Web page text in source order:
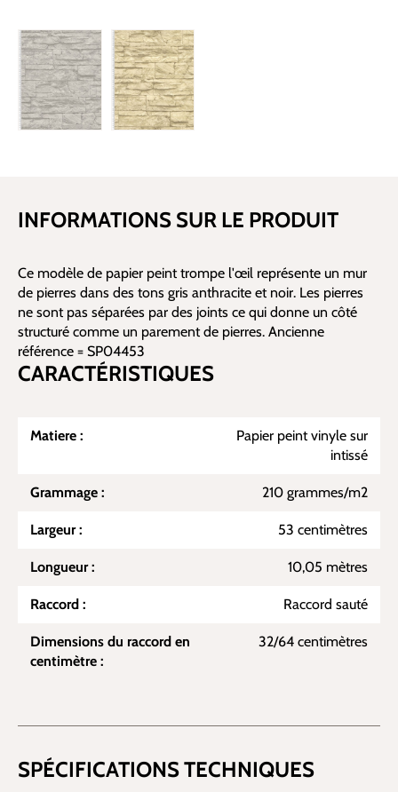
INFORMATIONS SUR LE PRODUIT
Ce modèle de papier peint trompe l'œil représente un mur
de pierres dans des tons gris anthracite et noir. Les pierres
ne sont pas séparées par des joints ce qui donne un côté
structuré comme un parement de pierres. Ancienne
référence = SP04453
CARACTÉRISTIQUES
Matiere :
Papier peint vinyle sur
intissé
Grammage : 210 grammes/m2
Largeur : 53 centimètres
Longueur : 10,05 mètres
Raccord : Raccord sauté
Dimensions du raccord en
centimètre :
32/64 centimètres
SPÉCIFICATIONS TECHNIQUES